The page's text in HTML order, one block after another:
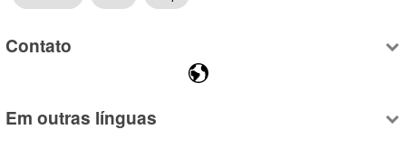
Contato
Em outras línguas